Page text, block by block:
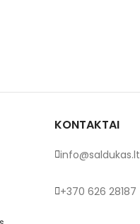
KONTAKTAI
info@saldukas.lt
+370 626 28187